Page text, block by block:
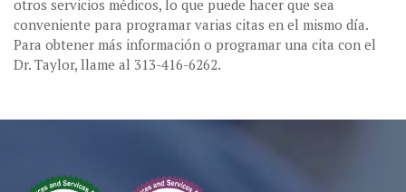
otros servicios médicos, lo que puede hacer que sea
conveniente para programar varias citas en el mismo día.
Para obtener más información o programar una cita con el
Dr. Taylor, llame al 313-416-6262.